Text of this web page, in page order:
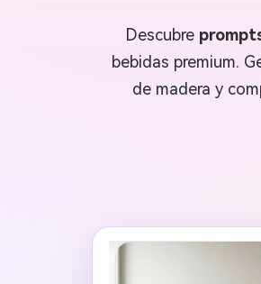
Descubre
bebidas premium.
de madera y